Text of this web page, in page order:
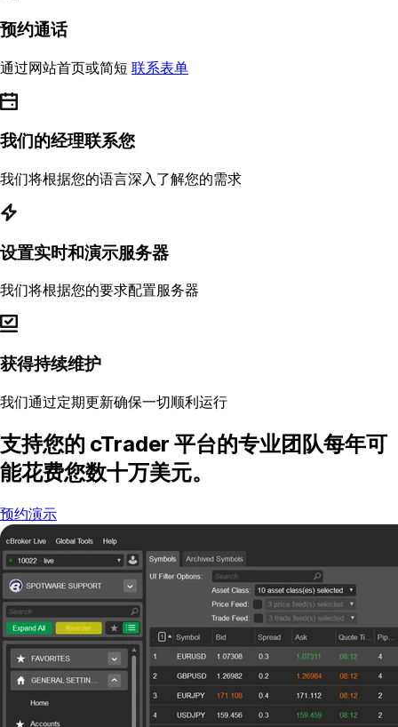
预约通话
通过网站首页或简短 联系表单
我们的经理联系您
我们将根据您的语言深入了解您的需求
设置实时和演示服务器
我们将根据您的要求配置服务器
获得持续维护
我们通过定期更新确保一切顺利运行
支持您的 cTrader 平台的专业团队每年可
能花费您数十万美元。
预约演示